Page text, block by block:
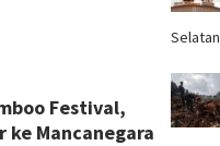
Festival,
ke Mancanegara
Selatan